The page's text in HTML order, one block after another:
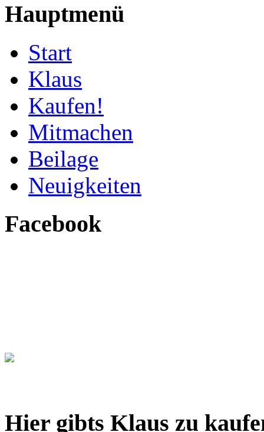
Hauptmenü
Start
Klaus
Kaufen!
Mitmachen
Beilage
Neuigkeiten
Facebook
Hier gibts Klaus zu